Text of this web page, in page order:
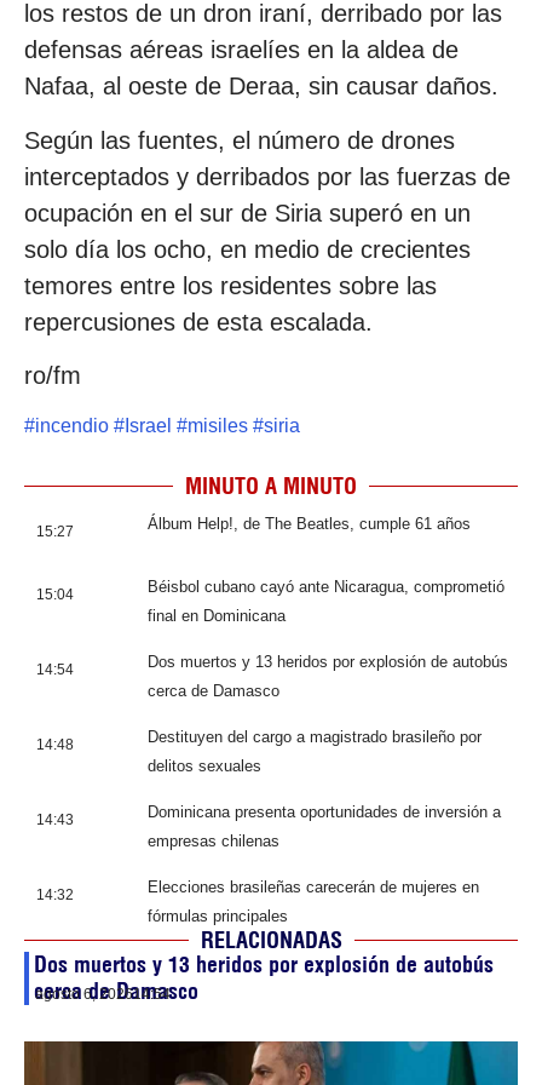
los restos de un dron iraní, derribado por las
defensas aéreas israelíes en la aldea de
Nafaa, al oeste de Deraa, sin causar daños.
Según las fuentes, el número de drones
interceptados y derribados por las fuerzas de
ocupación en el sur de Siria superó en un
solo día los ocho, en medio de crecientes
temores entre los residentes sobre las
repercusiones de esta escalada.
ro/fm
#incendio # Israel #misiles #siria
MINUTO A MINUTO
15:27 Álbum Help!, de The Beatles, cumple 61 años
15:04
Béisbol cubano cayó ante Nicaragua, comprometió
final en Dominicana
14:54
Dos muertos y 13 heridos por explosión de autobús
cerca de Damasco
14:48
Destituyen del cargo a magistrado brasileño por
delitos sexuales
14:43
Dominicana presenta oportunidades de inversión a
empresas chilenas
14:32
Elecciones brasileñas carecerán de mujeres en
fórmulas principales
RELACIONADAS
Dos muertos y 13 heridos por explosión de autobús
cerca de Damasco
agosto 6, 202614:54